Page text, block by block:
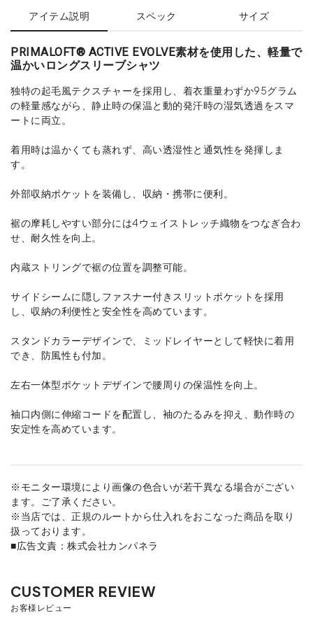
アイテム説明 スペック サイズ
PRIMALOFT® ACTIVE EVOLVE素材を使用した、軽量で
温かいロングスリーブシャツ
独特の起毛風テクスチャーを採用し、着衣重量わずか95グラム
の軽量感ながら、静止時の保温と動的発汗時の湿気透過をスマ
ートに両立。
着用時は温かくても蒸れず、高い透湿性と通気性を発揮しま
す。
外部収納ポケットを装備し、収納・携帯に便利。
裾の摩耗しやすい部分には4ウェイストレッチ織物をつなぎ合わ
せ、耐久性を向上。
内蔵ストリングで裾の位置を調整可能。
サイドシームに隠しファスナー付きスリットポケットを採用
し、収納の利便性と安全性を高めています。
スタンドカラーデザインで、ミッドレイヤーとして軽快に着用
でき、防風性も付加。
左右一体型ポケットデザインで腰周りの保温性を向上。
袖口内側に伸縮コードを配置し、袖のたるみを抑え、動作時の
安定性を高めています。
※モニター環境により画像の色合いが若干異なる場合がござい
ます。ご了承ください。
※当店では、正規のルートから仕入れをおこなった商品を取り
扱っております。
■広告文責：株式会社カンパネラ